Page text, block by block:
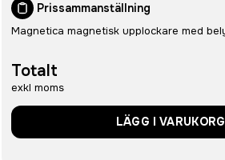
Prissammanställning
Magnetica magnetisk upplockare med
Totalt
exkl moms
LÄGG I